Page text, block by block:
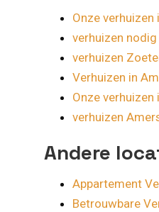
Onze
verhuizen
verhuizen
Verhuizen in
Onze
verhuizen
Andere
Appartement
Betrouwbare